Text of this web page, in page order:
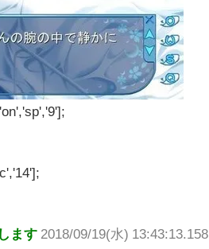
ます 2018/09/19(水) 13:43:13.158